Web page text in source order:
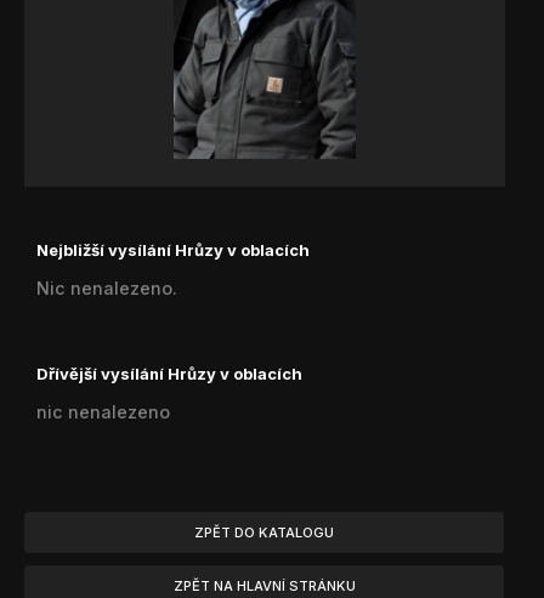
Nejbližší vysílání Hrůzy v oblacích
Nic nenalezeno.
Dřívější vysílání Hrůzy v oblacích
nic nenalezeno
ZPĚT DO KATALOGU
ZPĚT NA HLAVNÍ STRÁNKU